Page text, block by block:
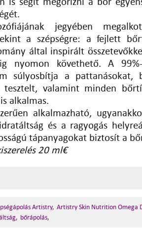
jegyében
a szépségre: a fejlett
által inspirált
nyomon követhető. A
súlyosbítja a pattanásokat,
tesztelt, valamint minden
alkalmas.
alkalmazható,
és a ragyogás
tápanyagokat biztosít a
20 ml€
Artistry, Artistry Skin Nutrition Omega
bőrápolás,